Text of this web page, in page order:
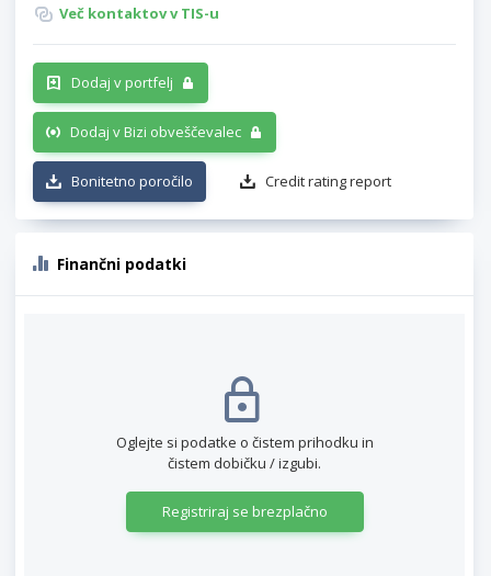
Več kontaktov v TIS-u
Dodaj v portfelj
Dodaj v Bizi obveščevalec
Bonitetno poročilo Credit rating report
Finančni podatki
Oglejte si podatke o čistem prihodku in
čistem dobičku / izgubi.
Registriraj se brezplačno